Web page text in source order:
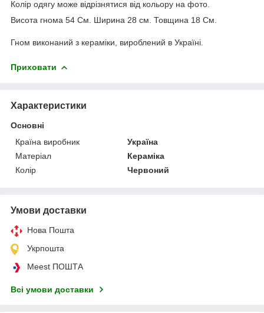
Колір одягу може відрізнятися від кольору на фото.
Висота гнома 54 См. Ширина 28 см. Товщина 18 См.
Гном виконаний з кераміки, вироблений в Україні.
Приховати
Характеристики
Основні
Країна виробник
Україна
Матеріал
Кераміка
Колір
Червоний
Умови доставки
Нова Пошта
Укрпошта
Meest ПОШТА
Всі умови доставки